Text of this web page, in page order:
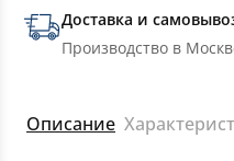
Доставка и
Производство в
Описание